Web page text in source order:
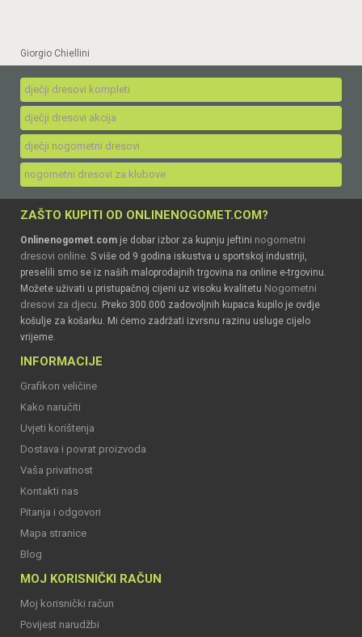
Giorgio Chiellini
dječji dresovi kompleti
dječji dresovi akcija
dječji nogometni dresovi
nogometni dresovi za klubove
ZAŠTO KUPITI OD ONLINENOGOMET.COM?
Onlinenogomet.com je dobar izbor za kupnju jeftini nogometni
dresovi online. S više od 9 godina iskustva u sportskoj industriji,
preselili smo se iz naših maloprodajnih trgovina na online e-trgovinu.
Možete uživati u pristupačnoj cijeni uz visoku kvalitetu Nogometni
dresovi za djecu. Preko 300.000 zadovoljnih kupaca kupilo je ovdje
košulje za košarku. Mi ćemo zadržati izvrsnu razinu usluge cijelo
vrijeme.
INFORMACIJE
Grafikon veličine
Kako naručiti
Uvjeti korištenja
Dostava i povrat proizvoda
Vaša privatnost
Kontakti nas
Pitanja i odgovori
Mapa stranice
Blog
MOJ KORISNIČKI RAČUN
Moj korisnički račun
Povijest narudžbi